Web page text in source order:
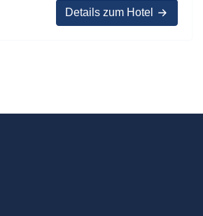
Details zum Hotel